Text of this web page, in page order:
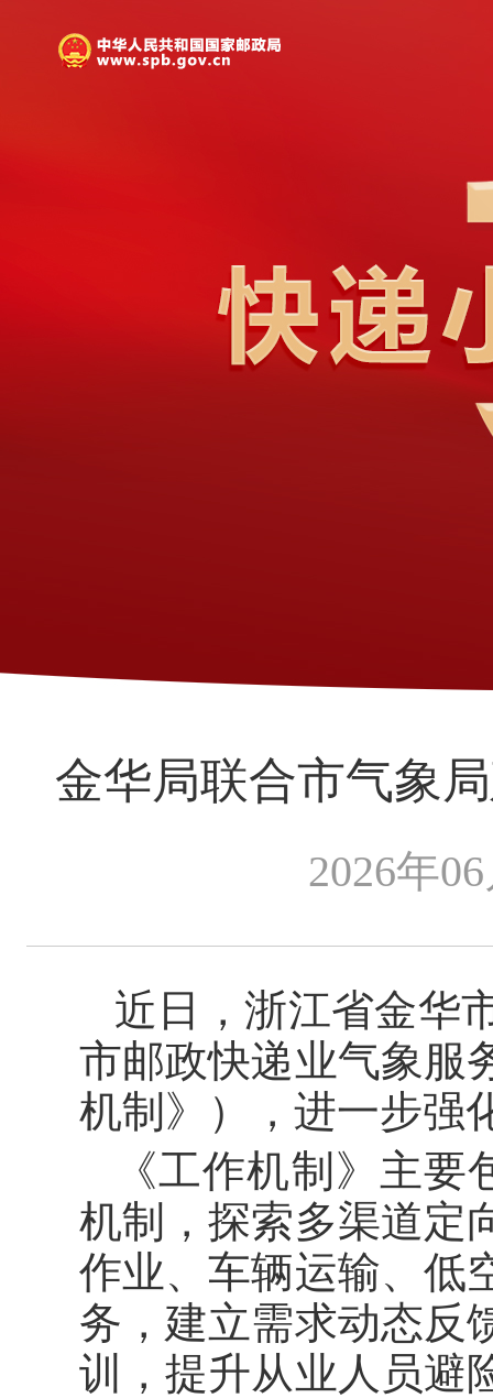
金华局联合市气象
2026年
近日，浙江省金华
市邮政快递业气象服
机制》），进一步强
《工作机制》主
机制，探索多渠道定
作业、车辆运输、低
务，建立需求动态反
训，提升从业人员避